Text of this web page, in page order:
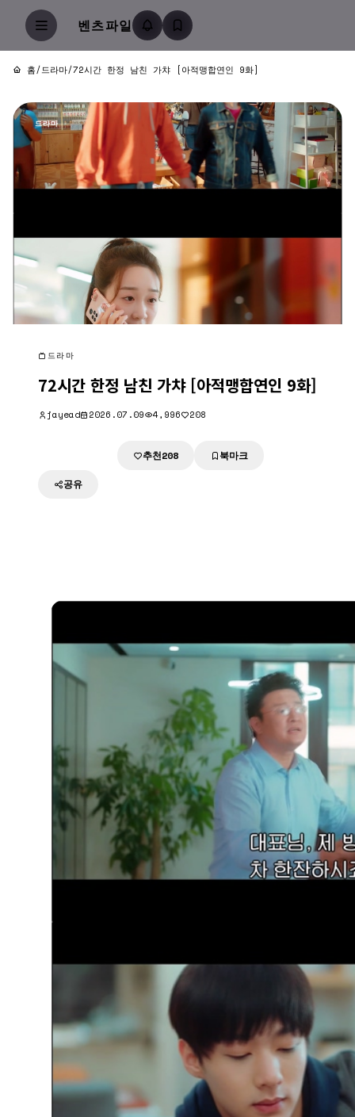
벤츠파일
홈/드라마/72시간 한정 남친 가챠 [아적맹합연인 9화]
드라마
드라마
72시간 한정 남친 가챠 [아적맹합연인 9화]
jayead 2026.07.09 4,996 208
추천208 북마크
공유